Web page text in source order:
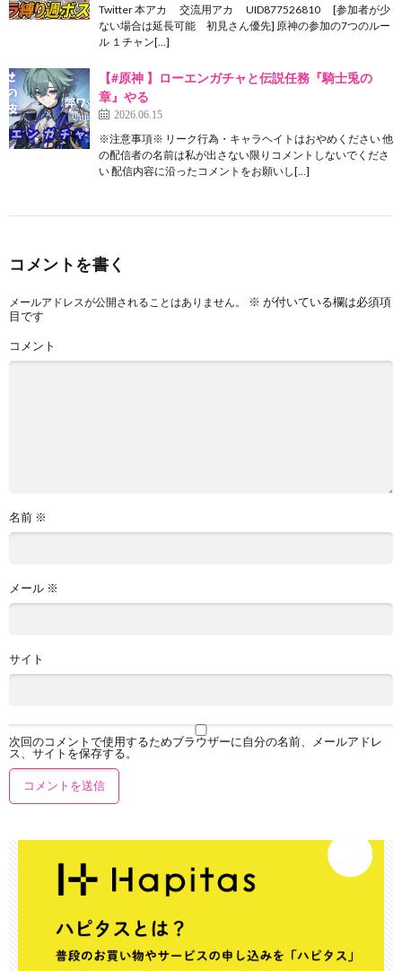
Twitter 本アカ 交流用アカ UID877526810 [参加者が少
ない場合は延長可能 初見さん優先] 原神の参加の7つのルー
ル １チャン[…]
【#原神 】ローエンガチャと伝説任務『騎士兎の
章』やる
2026.06.15
※注意事項※ リーク行為・キャラヘイトはおやめください 他
の配信者の名前は私が出さない限りコメントしないでくださ
い 配信内容に沿ったコメントをお願いし[…]
コメントを書く
メールアドレスが公開されることはありません。 ※ が付いている欄は必須項
目です
コメント
名前 ※
メール ※
サイト
次回のコメントで使用するためブラウザーに自分の名前、メールアドレ
ス、サイトを保存する。